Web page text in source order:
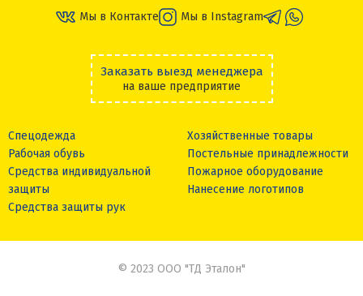
Мы в Контакте Мы в Instagram
Заказать выезд менеджера
на ваше предприятие
Спецодежда
Рабочая обувь
Средства индивидуальной
защиты
Средства защиты рук
Хозяйственные товары
Постельные принадлежности
Пожарное оборудование
Нанесение логотипов
© 2023 ООО "ТД Эталон"